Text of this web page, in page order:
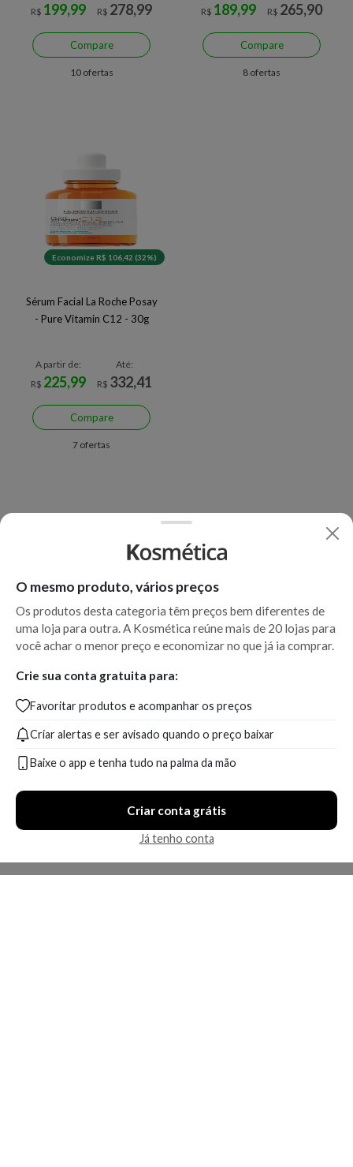
R$ 199,99
R$ 278,99
Compare
10 ofertas
R$ 189,99
R$ 265,90
Compare
8 ofertas
Economize R$ 106,42 (32%)
Sérum Facial La Roche Posay
- Pure Vitamin C12 - 30g
A partir de:
R$ 225,99
Até:
R$ 332,41
Compare
7 ofertas
O mesmo produto, vários preços
Os produtos desta categoria têm preços bem diferentes de
uma loja para outra. A Kosmética reúne mais de 20 lojas para
você achar o menor preço e economizar no que já ia comprar.
Crie sua conta gratuita para:
Favoritar produtos e acompanhar os preços
Criar alertas e ser avisado quando o preço baixar
Baixe o app e tenha tudo na palma da mão
Criar conta grátis
Já tenho conta